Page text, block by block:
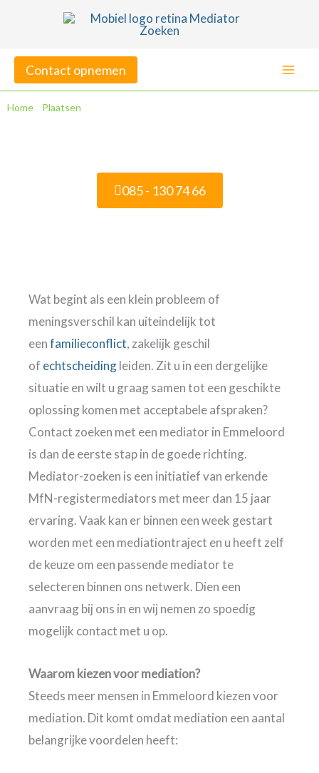
inhoudContact opnemen
Home Plaatsen
085 - 130 74 66
Wat begint als een klein probleem of
meningsverschil kan uiteindelijk tot
eenfamilieconflict, zakelijk geschil
of echtscheidingleiden. Zit u in een dergelijke
situatie en wilt u graag samen tot een geschikte
oplossing komen met acceptabele afspraken?
Contact zoeken met een mediator in Emmeloord
is dan de eerste stap in de goede richting.
Mediator-zoeken is een initiatief van erkende
MfN-registermediators met meer dan 15 jaar
ervaring. Vaak kan er binnen een week gestart
worden met een mediationtraject en u heeft zelf
de keuze om een passende mediator te
selecteren binnen ons netwerk. Dien een
aanvraag bij ons in en wij nemen zo spoedig
mogelijk contact met u op.
Waarom kiezen voor mediation?
Steeds meer mensen in Emmeloord kiezen voor
mediation. Dit komt omdat mediation een aantal
belangrijke voordelen heeft: